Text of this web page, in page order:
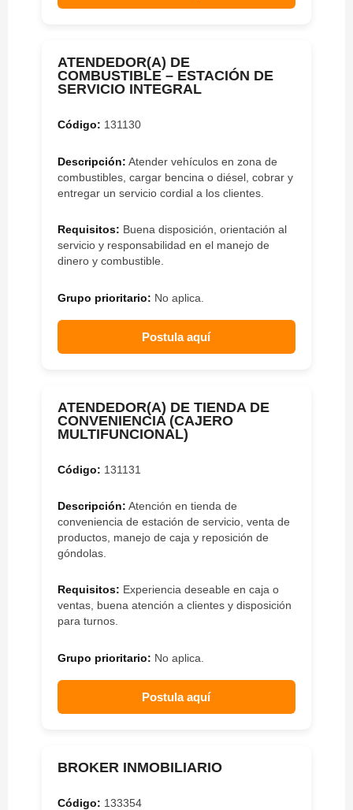
ATENDEDOR(A) DE
COMBUSTIBLE – ESTACIÓN DE
SERVICIO INTEGRAL
Código: 131130
Descripción: Atender vehículos en zona de
combustibles, cargar bencina o diésel, cobrar y
entregar un servicio cordial a los clientes.
Requisitos: Buena disposición, orientación al
servicio y responsabilidad en el manejo de
dinero y combustible.
Grupo prioritario: No aplica.
Postula aquí
ATENDEDOR(A) DE TIENDA DE
CONVENIENCIA (CAJERO
MULTIFUNCIONAL)
Código: 131131
Descripción: Atención en tienda de
conveniencia de estación de servicio, venta de
productos, manejo de caja y reposición de
góndolas.
Requisitos: Experiencia deseable en caja o
ventas, buena atención a clientes y disposición
para turnos.
Grupo prioritario: No aplica.
Postula aquí
BROKER INMOBILIARIO
Código: 133354